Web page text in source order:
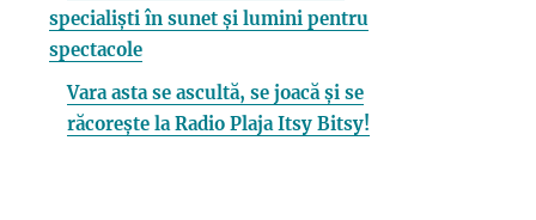
specialiști în sunet și lumini pentru
spectacole
Vara asta se ascultă, se joacă și se
răcorește la Radio Plaja Itsy Bitsy!